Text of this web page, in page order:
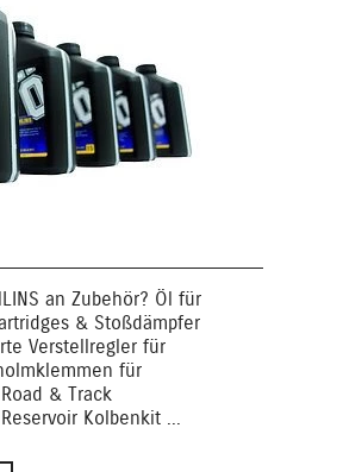
an Zubehör? Öl für
& Stoßdämpfer
Verstellregler für
für
& Track
Kolbenkit ...